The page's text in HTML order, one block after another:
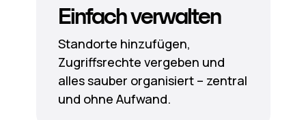
Einfach verwalten
Standorte hinzufügen,
Zugriffsrechte vergeben und
alles sauber organisiert – zentral
und ohne Aufwand.